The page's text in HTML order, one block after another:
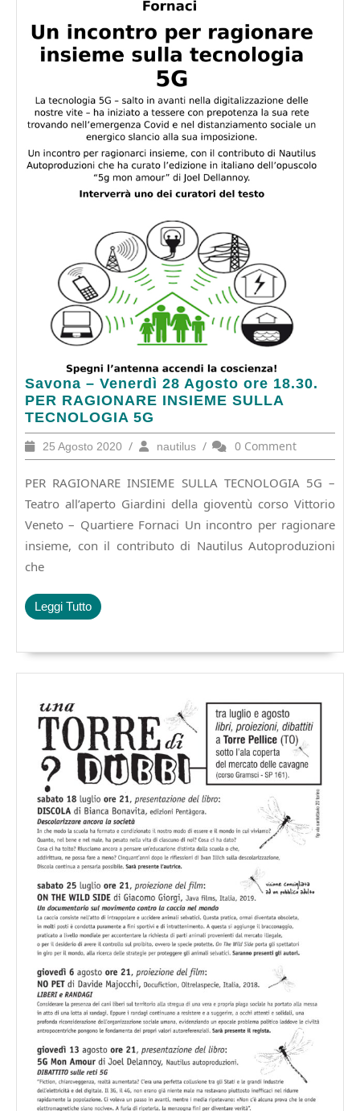
Savona – Venerdì 28 Agosto ore 18.30.
PER RAGIONARE INSIEME SULLA
TECNOLOGIA 5G
Savona
–
Venerdì
28
Agosto
18.30.
PER
RAGIONARE
INSIEME
SULLA
TECNOLOGIA
25 Agosto 2020 25
Agosto
2020
/ nautilusnautilus
/ 0 Comment
PER RAGIONARE INSIEME SULLA TECNOLOGIA 5G –
Teatro all’aperto Giardini della gioventù corso Vittorio
Veneto – Quartiere Fornaci Un incontro per ragionare
insieme, con il contributo di Nautilus Autoproduzioni
che
Leggi TuttoLeggi
Tutto